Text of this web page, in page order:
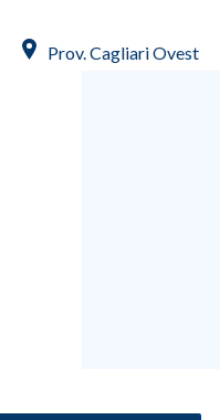
Prov. Cagliari Ovest